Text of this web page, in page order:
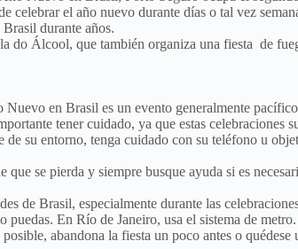
celebrar el año nuevo durante días o tal vez
durante años.
do Álcool, que también organiza una fiesta de
en Brasil es un evento generalmente
tener cuidado, ya que estas celebraciones
de su entorno, tenga cuidado con su teléfono u
se pierda y siempre busque ayuda si es
de Brasil, especialmente durante las
En Río de Janeiro, usa el sistema de
abandona la fiesta un poco antes o quédese